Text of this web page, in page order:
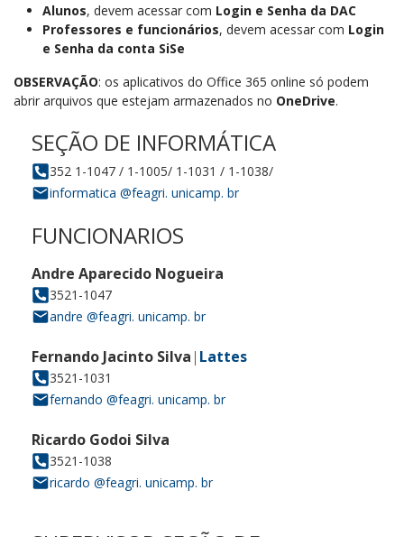
Alunos, devem acessar com Login e Senha da DAC
Professores e funcionários, devem acessar com Login
e Senha da conta SiSe
OBSERVAÇÃO: os aplicativos do Office 365 online só podem
abrir arquivos que estejam armazenados no OneDrive.